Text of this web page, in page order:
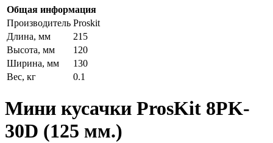
Общая информация
Производитель Proskit
Длина, мм
215
Высота, мм
120
Ширина, мм
130
Вес, кг
0.1
Мини кусачки ProsKit 8PK-
30D (125 мм.)